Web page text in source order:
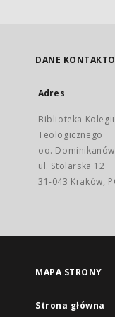
DANE
Adres
Biblioteka
Teologicznego
oo. Dominikanów
ul. Stolarska 12
31-043 Kraków,
MAPA STRONY
Strona główna